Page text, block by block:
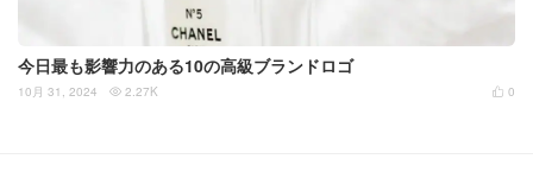
今日最も影響力のある10の高級ブランドロゴ
 0
10月 31, 2024  2.27K